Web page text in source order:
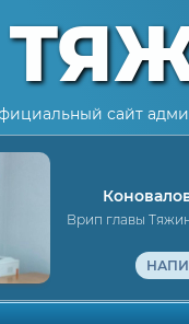
сайт
Врип главы